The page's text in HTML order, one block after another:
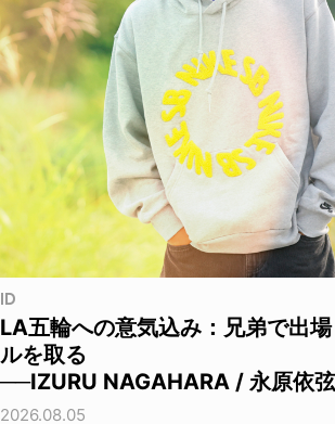
ID
LA五輪への意気込み：兄弟で出
ルを取る
──IZURU NAGAHARA / 永原依弦
2026.08.05